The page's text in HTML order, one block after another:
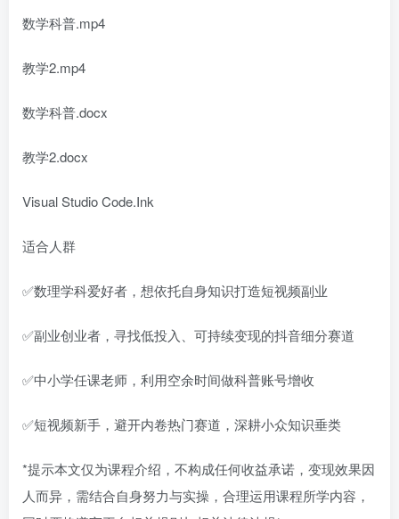
数学科普.mp4
教学2.mp4
数学科普.docx
教学2.docx
Visual Studio Code.Ink
适合人群
✅数理学科爱好者，想依托自身知识打造短视频副业
✅副业创业者，寻找低投入、可持续变现的抖音细分赛道
✅中小学任课老师，利用空余时间做科普账号增收
✅短视频新手，避开内卷热门赛道，深耕小众知识垂类
*提示本文仅为课程介绍，不构成任何收益承诺，变现效果因
人而异，需结合自身努力与实操，合理运用课程所学内容，